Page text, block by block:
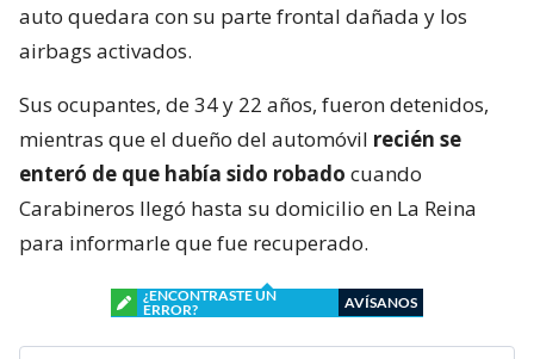
auto quedara con su parte frontal dañada y los
airbags activados.
Sus ocupantes, de 34 y 22 años, fueron detenidos,
mientras que el dueño del automóvil recién se
enteró de que había sido robado cuando
Carabineros llegó hasta su domicilio en La Reina
para informarle que fue recuperado.
¿ENCONTRASTE UN
ERROR?
AVÍSANOS